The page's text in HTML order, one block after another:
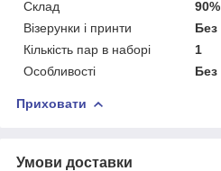
Склад
Візерунки і принти
Без
Кількість пар в наборі
1
Особливості
Без
Приховати
Умови доставки